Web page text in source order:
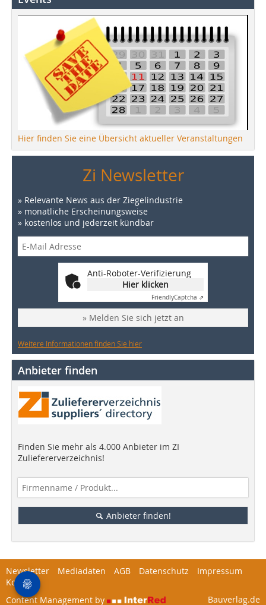
Hier finden Sie eine Übersicht aktueller Veranstaltungen
Zi Newsletter
» Relevante News aus der Ziegelindustrie
» monatliche Erscheinungsweise
» kostenlos und jederzeit kündbar
Anti-Roboter-Verifizierung
Hier klicken
FriendlyCaptcha ⇗
» Melden Sie sich jetzt an
Weitere Informationen finden Sie hier
Anbieter finden
Finden Sie mehr als 4.000 Anbieter im ZI
Zuliefererverzeichnis!
Anbieter finden!
Newsletter Mediadaten AGB Datenschutz
Impressum
Kontakt
Content Management by
Bauverlag.de